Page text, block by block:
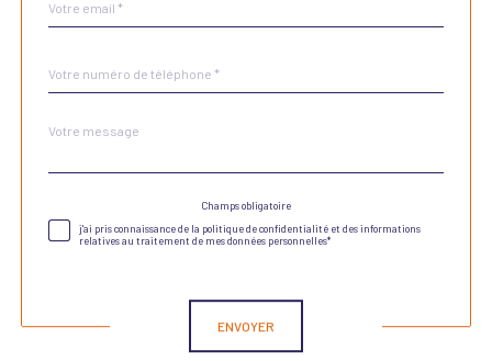
*
*
Fieldset
Message
*
Champs obligatoire
j'ai pris connaissance de la politique de confidentialité et des informations
relatives au traitement de mes données personnelles*
ENVOYER